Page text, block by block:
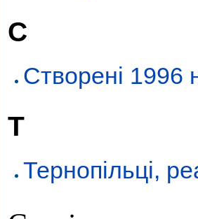
С
Створені 1996
Т
Тернопільці,